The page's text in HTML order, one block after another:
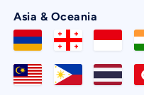
Asia & Oceania